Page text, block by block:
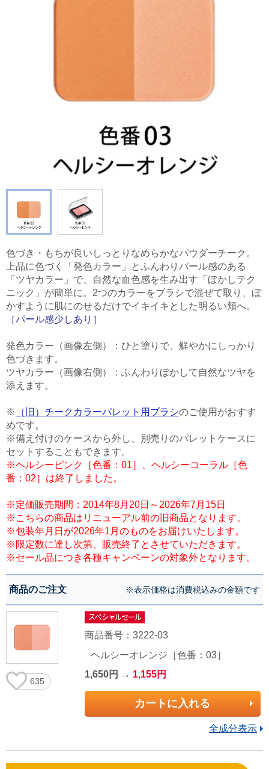
色づき・もちが良いしっとりなめらかなパウダーチーク。
上品に色づく「発色カラー」とふんわりパール感のある
「ツヤカラー」で、自然な血色感を生み出す「ぼかしテク
ニック」が簡単に。2つのカラーをブラシで混ぜて取り、ぼ
かすように肌にのせるだけでイキイキとした明るい頬へ。
［パール感少しあり］
発色カラー（画像左側）：ひと塗りで、鮮やかにしっかり
色づきます。
ツヤカラー（画像右側）：ふんわりぼかして自然なツヤを
添えます。
※ （旧）チークカラーパレット用ブラシのご使用がおすす
めです。
※備え付けのケースから外し、別売りのパレットケースに
セットすることもできます。
※ヘルシーピンク［色番：01］、ヘルシーコーラル［色
番：02］は終了しました。
※定価販売期間：2014年8月20日～2026年7月15日
※こちらの商品はリニューアル前の旧商品となります。
※包装年月日が2026年1月のものをお届けいたします。
※限定数に達し次第、販売終了とさせていただきます。
※セール品につき各種キャンペーンの対象外となります。
商品のご注文 ※表示価格は消費税込みの金額です
635
商品番号：3222-03
ヘルシーオレンジ［色番：03］
1,650円 → 1,155円
カートに入れる
全成分表示